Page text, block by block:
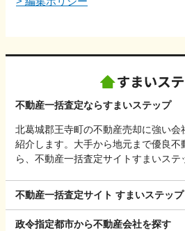
不動産一括査定ならすまいステップ
北葛城郡王寺町の不動産売却に強い
紹介します。大手から地元まで優良不
ら、不動産一括査定サイトすまいステ
不動産一括査定サイト すまいステップ
政令指定都市から不動産会社を探す